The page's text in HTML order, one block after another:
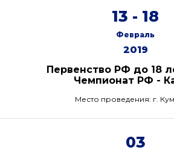
13 - 18
Февраль
2019
Первенство РФ до 18
Чемпионат РФ -
Место проведения: г.
03